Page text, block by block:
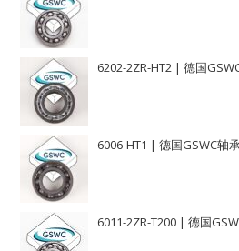
6202-2ZR-HT2 | 德国
6006-HT1 | 德国GSWC轴
6011-2ZR-T200 | 德国